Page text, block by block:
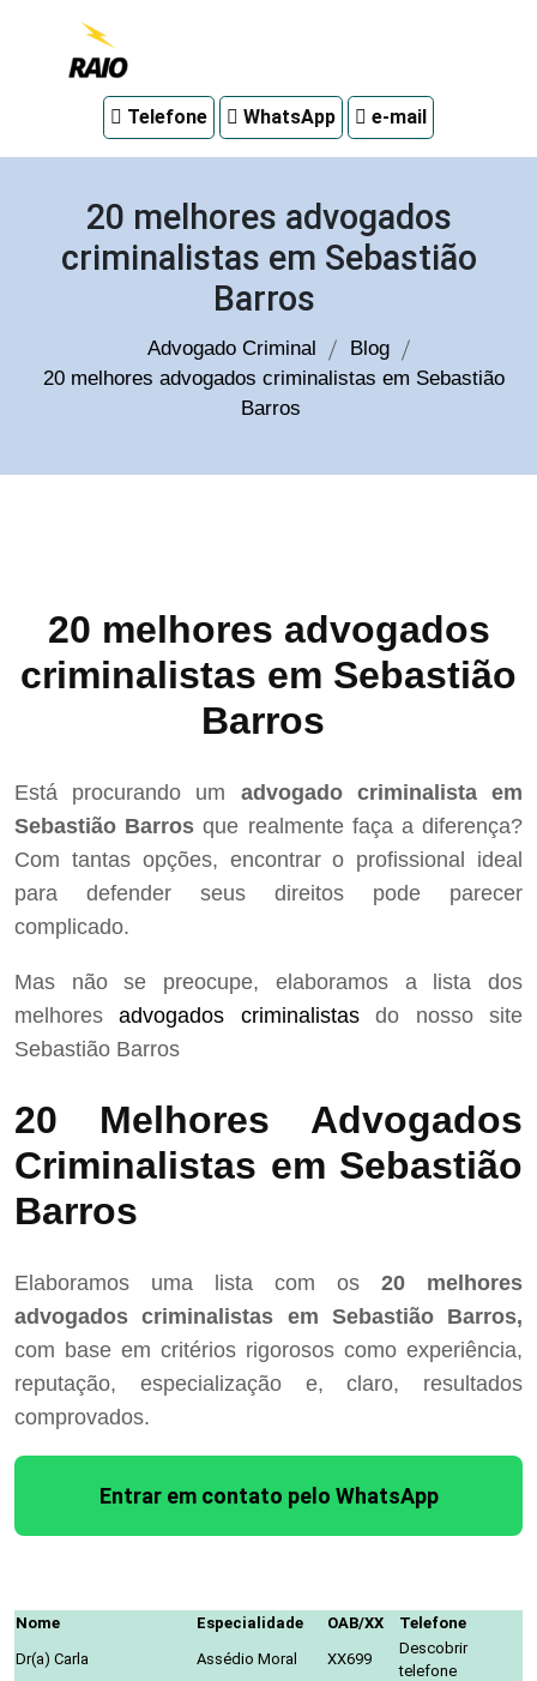
em
Telefone WhatsApp e-mail
20 melhores advogados
criminalistas em Sebastião
Barros
Advogado Criminal
Blog
20 melhores advogados criminalistas em Sebastião
Barros
20 melhores advogados
criminalistas em Sebastião
Barros
Está procurando um advogado criminalista em
Sebastião Barros que realmente faça a diferença?
Com tantas opções, encontrar o profissional ideal
para defender seus direitos pode parecer
complicado.
Mas não se preocupe, elaboramos a lista dos
melhoresadvogados criminalistasdo nosso site
Sebastião Barros
20 Melhores Advogados
Criminalistas em Sebastião
Barros
Elaboramos uma lista com os 20 melhores
advogados criminalistas em Sebastião Barros,
com base em critérios rigorosos como experiência,
reputação, especialização e, claro, resultados
comprovados.
Entrar em contato pelo WhatsApp
Nome Especialidade OAB/XX
Telefone
Dr(a) Carla
Assédio Moral XX699
Descobrir
telefone